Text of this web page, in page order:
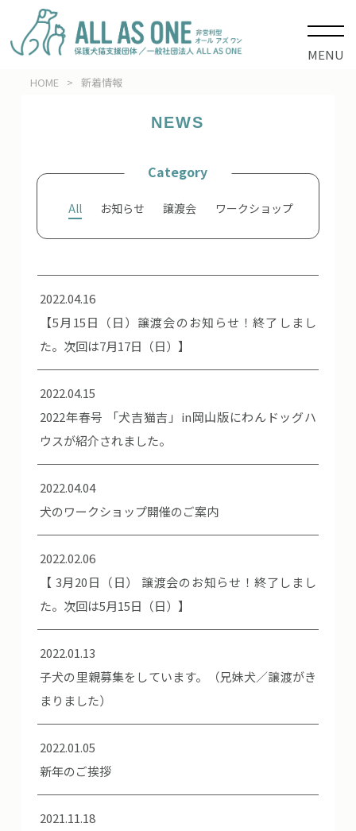
MENU
HOME > 新着情報
NEWS
Category
All お知らせ 譲渡会 ワークショップ
2022.04.16
【5月15日（日）譲渡会のお知らせ！終了しまし
た。次回は7月17日（日）】
2022.04.15
2022年春号 「犬吉猫吉」in岡山版にわんドッグハ
ウスが紹介されました。
2022.04.04
犬のワークショップ開催のご案内
2022.02.06
【 3月20日（日） 譲渡会のお知らせ！終了しまし
た。次回は5月15日（日）】
2022.01.13
子犬の里親募集をしています。（兄妹犬／譲渡がき
まりました）
2022.01.05
新年のご挨拶
2021.11.18